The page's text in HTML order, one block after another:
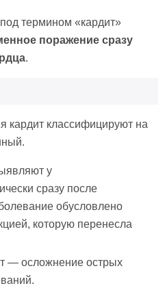
термином «кардит»
поражение сразу
.
кардит классифицируют на
у
сразу после
обусловлено
которую перенесла
— осложнение острых